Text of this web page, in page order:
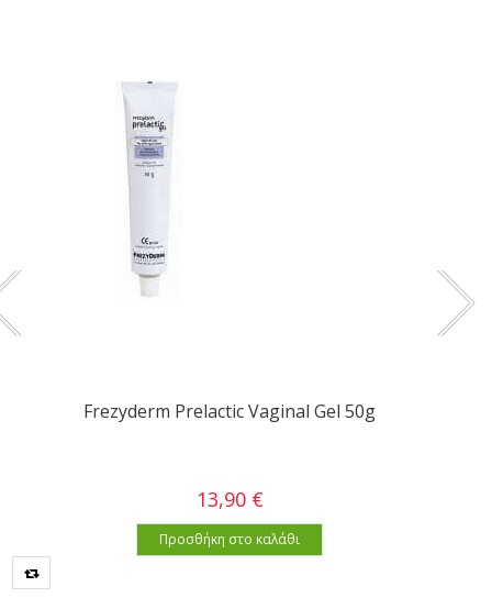
Frezyderm Prelactic Vaginal Gel 50g
13,90 €
Προσθήκη στο καλάθι